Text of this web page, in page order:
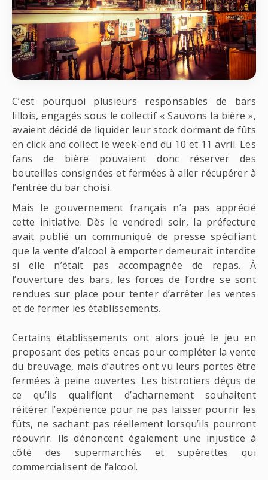
Société
Tech
C’est pourquoi plusieurs responsables de bars
lillois, engagés sous le collectif « Sauvons la bière »,
avaient décidé de liquider leur stock dormant de fûts
en click and collect le week-end du 10 et 11 avril. Les
fans de bière pouvaient donc réserver des
bouteilles consignées et fermées à aller récupérer à
l’entrée du bar choisi.
Mais le gouvernement français n’a pas apprécié
cette initiative. Dès le vendredi soir, la préfecture
avait publié un communiqué de presse spécifiant
que la vente d’alcool à emporter demeurait interdite
si elle n’était pas accompagnée de repas. À
l’ouverture des bars, les forces de l’ordre se sont
rendues sur place pour tenter d’arrêter les ventes
et de fermer les établissements.
Certains établissements ont alors joué le jeu en
proposant des petits encas pour compléter la vente
du breuvage, mais d’autres ont vu leurs portes être
fermées à peine ouvertes. Les bistrotiers déçus de
ce qu’ils qualifient d’acharnement souhaitent
réitérer l’expérience pour ne pas laisser pourrir les
fûts, ne sachant pas réellement lorsqu’ils pourront
réouvrir. Ils dénoncent également une injustice à
côté des supermarchés et supérettes qui
commercialisent de l’alcool.